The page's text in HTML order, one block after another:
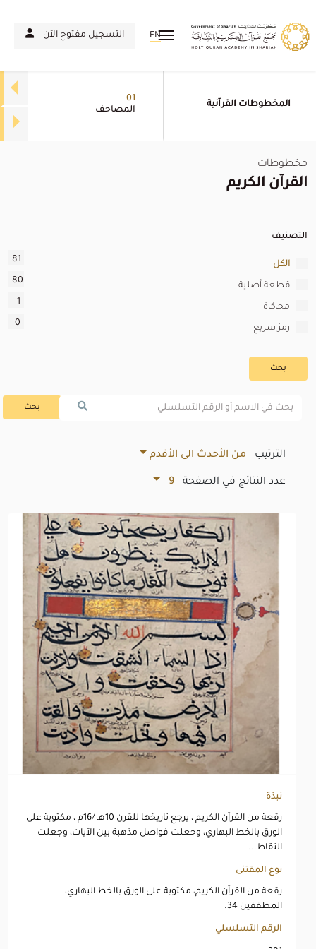
التسجيل مفتوح الآن EN
المخطوطات القرآنية
01
المصاحف
مخطوطات
القرآن الكريم
التصنيف
81
الكل
80
قطعة أصلية
1
محاكاة
0
رمز سريع
بحث
بحث
الترتيب من الأحدث الى الأقدم
عدد النتائج في الصفحة 9
نبذة
رقعة من القرآن الكريم ، يرجع تاريخها للقرن 10هـ /16م ، مكتوبة على
الورق بالخط البهاري، وجعلت فواصل مذهبة بين الآيات، وجعلت
النقاط...
نوع المقتنى
رقعة من القرآن الكريم، مكتوبة على الورق بالخط البهاري،
المطففين 34.
الرقم التسلسلي